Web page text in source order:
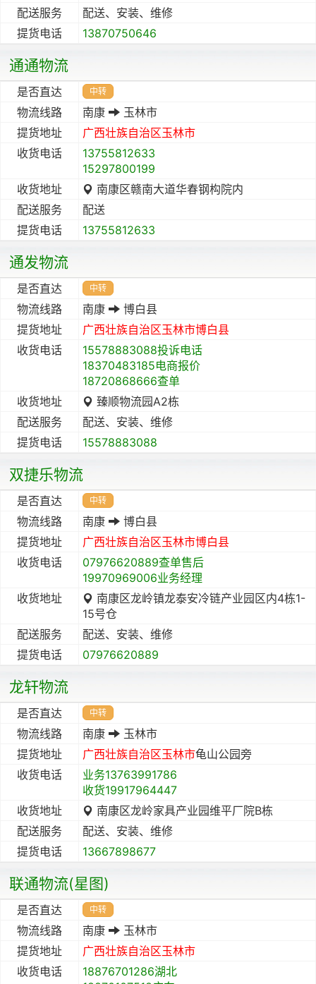
配送服务
配送、安装、维修
提货电话
13870750646
通通物流
是否直达 中转
物流线路 南康
玉林市
提货地址
广西壮族自治区玉林市
收货电话
13755812633
15297800199
收货地址
南康区赣南大道华春钢构院内
配送服务
配送
提货电话
13755812633
通发物流
是否直达 中转
物流线路 南康
博白县
提货地址
广西壮族自治区玉林市博白县
收货电话
15578883088投诉电话
18370483185电商报价
18720868666查单
收货地址
臻顺物流园A2栋
配送服务
配送、安装、维修
提货电话
15578883088
双捷乐物流
是否直达 中转
物流线路 南康
博白县
提货地址
广西壮族自治区玉林市博白县
收货电话
07976620889查单售后
19970969006业务经理
收货地址
南康区龙岭镇龙泰安冷链产业园区内4栋1-
15号仓
配送服务
配送、安装、维修
提货电话
07976620889
龙轩物流
是否直达 中转
物流线路 南康
玉林市
提货地址
广西壮族自治区玉林市龟山公园旁
收货电话
业务13763991786
收货19917964447
收货地址
南康区龙岭家具产业园维平厂院B栋
配送服务
配送、安装、维修
提货电话
13667898677
联通物流(星图)
是否直达 中转
物流线路 南康
玉林市
提货地址
广西壮族自治区玉林市
收货电话
18876701286湖北